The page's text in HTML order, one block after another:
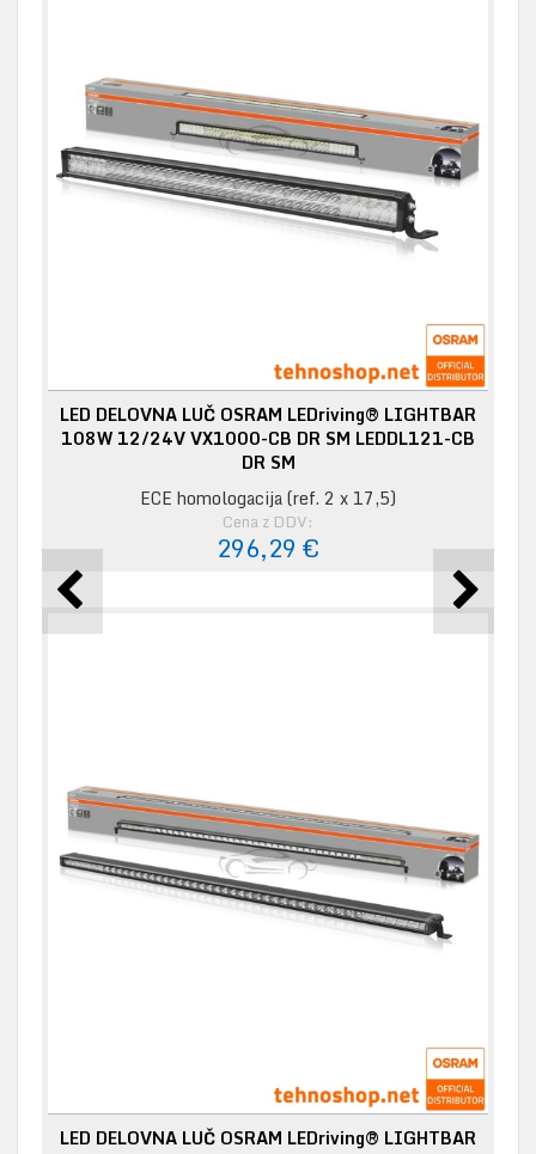
LED DELOVNA LUČ OSRAM LEDriving® LIGHTBAR
108W 12/24V VX1000-CB DR SM LEDDL121-CB
DR SM
ECE homologacija (ref. 2 x 17,5)
Cena z DDV:
296,29 €
LED DELOVNA LUČ OSRAM LEDriving® LIGHTBAR